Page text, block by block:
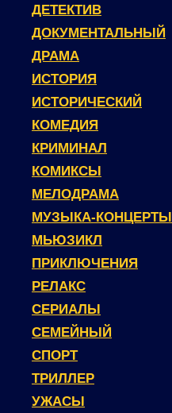
ДЕТЕКТИВ
ДОКУМЕНТАЛЬНЫЙ
ДРАМА
ИСТОРИЯ
ИСТОРИЧЕСКИЙ
КОМЕДИЯ
КРИМИНАЛ
КОМИКСЫ
МЕЛОДРАМА
МУЗЫКА-КОНЦЕРТЫ
МЬЮЗИКЛ
ПРИКЛЮЧЕНИЯ
РЕЛАКС
СЕРИАЛЫ
СЕМЕЙНЫЙ
СПОРТ
ТРИЛЛЕР
УЖАСЫ